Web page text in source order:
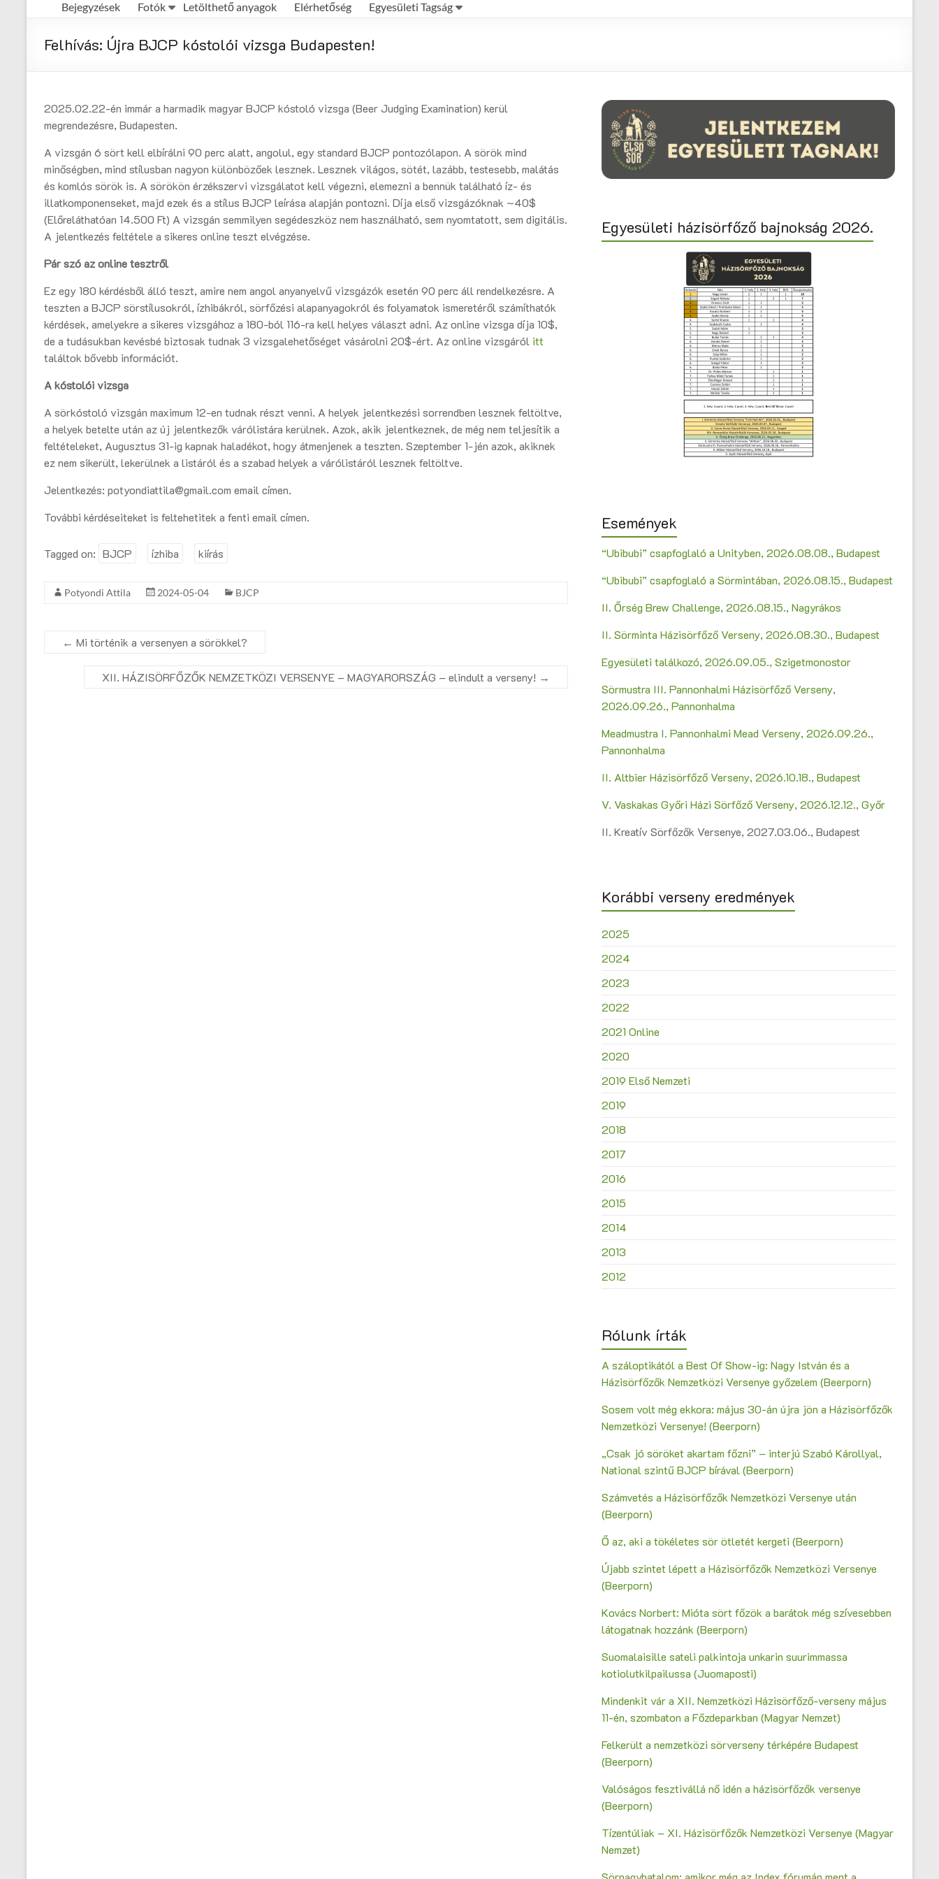
Házisörfőző
Bejegyzések Fotók Letölthető anyagok Elérhetőség Egyesületi Tagság
Felhívás: Újra BJCP kóstolói vizsga Budapesten!
2025.02.22-én immár a harmadik magyar BJCP kóstoló vizsga (Beer Judging Examination) kerül
megrendezésre, Budapesten.
A vizsgán 6 sört kell elbírálni 90 perc alatt, angolul, egy standard BJCP pontozólapon. A sörök mind
minőségben, mind stílusban nagyon különbözőek lesznek. Lesznek világos, sötét, lazább, testesebb, malátás
és komlós sörök is. A sörökön érzékszervi vizsgálatot kell végezni, elemezni a bennük található íz- és
illatkomponenseket, majd ezek és a stílus BJCP leírása alapján pontozni. Díja első vizsgázóknak ~40$
(Előreláthatóan 14.500 Ft) A vizsgán semmilyen segédeszköz nem használható, sem nyomtatott, sem digitális.
A jelentkezés feltétele a sikeres online teszt elvégzése.
Pár szó az online tesztről
Ez egy 180 kérdésből álló teszt, amire nem angol anyanyelvű vizsgázók esetén 90 perc áll rendelkezésre. A
teszten a BJCP sörstílusokról, ízhibákról, sörfőzési alapanyagokról és folyamatok ismeretéről számíthatók
kérdések, amelyekre a sikeres vizsgához a 180-ból 116-ra kell helyes választ adni. Az online vizsga díja 10$,
de a tudásukban kevésbé biztosak tudnak 3 vizsgalehetőséget vásárolni 20$-ért. Az online vizsgáról itt
találtok bővebb információt.
A kóstolói vizsga
A sörkóstoló vizsgán maximum 12-en tudnak részt venni. A helyek jelentkezési sorrendben lesznek feltöltve,
a helyek betelte után az új jelentkezők várólistára kerülnek. Azok, akik jelentkeznek, de még nem teljesítik a
feltételeket, Augusztus 31-ig kapnak haladékot, hogy átmenjenek a teszten. Szeptember 1-jén azok, akiknek
ez nem sikerült, lekerülnek a listáról és a szabad helyek a várólistáról lesznek feltöltve.
Jelentkezés: potyondiattila@gmail.com email címen.
További kérdéseiteket is feltehetitek a fenti email címen.
Tagged on: BJCP ízhiba kiírás
Potyondi Attila 2024-05-04 BJCP
← Mi történik a versenyen a sörökkel?
XII. HÁZISÖRFŐZŐK NEMZETKÖZI VERSENYE – MAGYARORSZÁG – elindult a verseny! →
Egyesületi házisörfőző bajnokság 2026.
Események
“Ubibubi” csapfoglaló a Unityben, 2026.08.08., Budapest
“Ubibubi” csapfoglaló a Sörmintában, 2026.08.15., Budapest
II. Őrség Brew Challenge, 2026.08.15., Nagyrákos
II. Sörminta Házisörfőző Verseny, 2026.08.30., Budapest
Egyesületi találkozó, 2026.09.05., Szigetmonostor
Sörmustra III. Pannonhalmi Házisörfőző Verseny,
2026.09.26., Pannonhalma
Meadmustra I. Pannonhalmi Mead Verseny, 2026.09.26.,
Pannonhalma
II. Altbier Házisörfőző Verseny, 2026.10.18., Budapest
V. Vaskakas Győri Házi Sörfőző Verseny, 2026.12.12., Győr
II. Kreatív Sörfőzők Versenye, 2027.03.06., Budapest
Korábbi verseny eredmények
2025
2024
2023
2022
2021 Online
2020
2019 Első Nemzeti
2019
2018
2017
2016
2015
2014
2013
2012
Rólunk írták
A száloptikától a Best Of Show-ig: Nagy István és a
Házisörfőzők Nemzetközi Versenye győzelem (Beerporn)
Sosem volt még ekkora: május 30-án újra jön a Házisörfőzők
Nemzetközi Versenye! (Beerporn)
„Csak jó söröket akartam főzni” – interjú Szabó Károllyal,
National szintű BJCP bírával (Beerporn)
Számvetés a Házisörfőzők Nemzetközi Versenye után
(Beerporn)
Ő az, aki a tökéletes sör ötletét kergeti (Beerporn)
Újabb szintet lépett a Házisörfőzők Nemzetközi Versenye
(Beerporn)
Kovács Norbert: Mióta sört főzök a barátok még szívesebben
látogatnak hozzánk (Beerporn)
Suomalaisille sateli palkintoja unkarin suurimmassa
kotiolutkilpailussa (Juomaposti)
Mindenkit vár a XII. Nemzetközi Házisörfőző-verseny május
11-én, szombaton a Főzdeparkban (Magyar Nemzet)
Felkerült a nemzetközi sörverseny térképére Budapest
(Beerporn)
Valóságos fesztivállá nő idén a házisörfőzők versenye
(Beerporn)
Tízentúliak – XI. Házisörfőzők Nemzetközi Versenye (Magyar
Nemzet)